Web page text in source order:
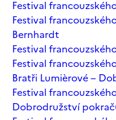
Festival
Festival
Bernhardt
Festival
Festival
Bratři Lumièrové –
Festival
Dobrodružství